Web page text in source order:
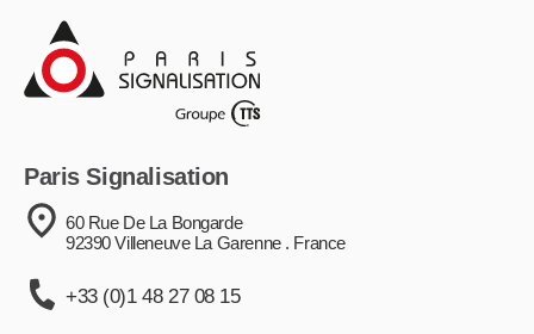
Paris Signalisation
60 Rue De La Bongarde
92390 Villeneuve La Garenne . France
+33 (0)1 48 27 08 15